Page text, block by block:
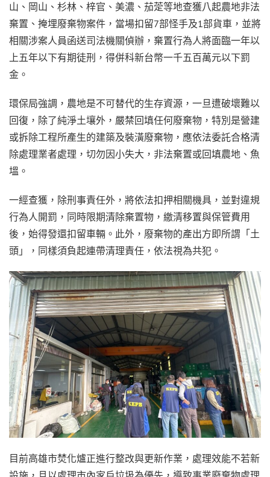
山、岡山、杉林、梓官、美濃、茄萣等地查獲八起農地非法
棄置、掩埋廢棄物案件，當場扣留7部怪手及1部貨車，並將
相關涉案人員函送司法機關偵辦，棄置行為人將面臨一年以
上五年以下有期徒刑，得併科新台幣一千五百萬元以下罰
金。
環保局強調，農地是不可替代的生存資源，一旦遭破壞難以
回復，除了純淨土壤外，嚴禁回填任何廢棄物，特別是營建
或拆除工程所產生的建築及裝潢廢棄物，應依法委託合格清
除處理業者處理，切勿因小失大，非法棄置或回填農地、魚
塭。
一經查獲，除刑事責任外，將依法扣押相關機具，並對違規
行為人開罰，同時限期清除棄置物，繳清移置與保管費用
後，始得發還扣留車輛。此外，廢棄物的產出方即所謂「土
頭」，同樣須負起連帶清理責任，依法視為共犯。
目前高雄市焚化爐正進行整改與更新作業，處理效能不若新